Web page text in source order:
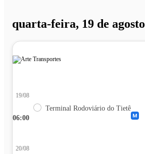
quarta-feira, 19 de agosto
06:00
19/08
Terminal Rodoviário do Tietê
20/08